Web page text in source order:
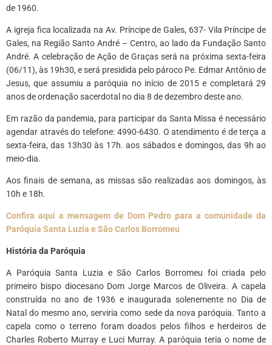
de 1960.
A igreja fica localizada na Av. Príncipe de Gales, 637- Vila Príncipe de
Gales, na Região Santo André – Centro, ao lado da Fundação Santo
André. A celebração de Ação de Graças será na próxima sexta-feira
(06/11), às 19h30, e será presidida pelo pároco Pe. Edmar Antônio de
Jesus, que assumiu a paróquia no início de 2015 e completará 29
anos de ordenação sacerdotal no dia 8 de dezembro deste ano.
Em razão da pandemia, para participar da Santa Missa é necessário
agendar através do telefone: 4990-6430. O atendimento é de terça a
sexta-feira, das 13h30 às 17h. aos sábados e domingos, das 9h ao
meio-dia.
Aos finais de semana, as missas são realizadas aos domingos, às
10h e 18h.
Confira aqui a mensagem de Dom Pedro para a comunidade da
Paróquia Santa Luzia e São Carlos Borromeu
História da Paróquia
A Paróquia Santa Luzia e São Carlos Borromeu foi criada pelo
primeiro bispo diocesano Dom Jorge Marcos de Oliveira. A capela
construída no ano de 1936 e inaugurada solenemente no Dia de
Natal do mesmo ano, serviria como sede da nova paróquia. Tanto a
capela como o terreno foram doados pelos filhos e herdeiros de
Charles Roberto Murray e Luci Murray. A paróquia teria o nome de